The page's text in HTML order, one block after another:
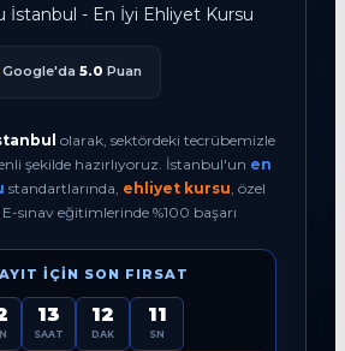
Google'da 5.0 Puan
olarak, sektördeki tecrübemizle
şekilde hazırlıyoruz. İstanbul'un en
standartlarında, ehliyet kursu , özel
sınav eğitimlerinde %100 başarı
İÇIN SON FIRSAT
13
SAAT
12
DAK
10
SN